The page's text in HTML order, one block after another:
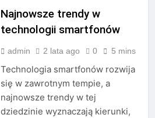
Najnowsze trendy w
technologii smartfonów
admin 2 lata ago 0 5 mins
Technologia smartfonów rozwija
się w zawrotnym tempie, a
najnowsze trendy w tej
dziedzinie wyznaczają kierunki,